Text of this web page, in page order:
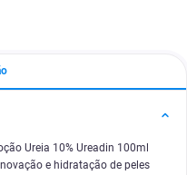
Ureia 10% Ureadin 100ml
e hidratação de peles